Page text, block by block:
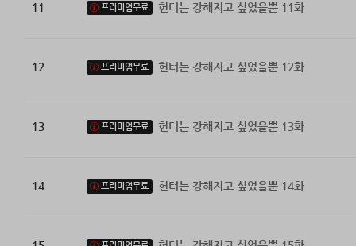
11 프리미엄무료 헌터는 강해지고 싶었을뿐 11화
12 프리미엄무료 헌터는 강해지고 싶었을뿐 12화
13 프리미엄무료 헌터는 강해지고 싶었을뿐 13화
14 프리미엄무료 헌터는 강해지고 싶었을뿐 14화